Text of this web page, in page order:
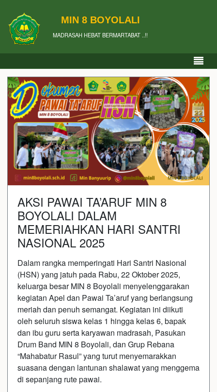
MIN 8 BOYOLALI
MADRASAH HEBAT BERMARTABAT ..!!
AKSI PAWAI TA’ARUF MIN 8
BOYOLALI DALAM
MEMERIAHKAN HARI SANTRI
NASIONAL 2025
Dalam rangka memperingati Hari Santri Nasional
(HSN) yang jatuh pada Rabu, 22 Oktober 2025,
keluarga besar MIN 8 Boyolali menyelenggarakan
kegiatan Apel dan Pawai Ta’aruf yang berlangsung
meriah dan penuh semangat. Kegiatan ini diikuti
oleh seluruh siswa kelas 1 hingga kelas 6, bapak
dan ibu guru serta karyawan madrasah, Pasukan
Drum Band MIN 8 Boyolali, dan Grup Rebana
“Mahabatur Rasul” yang turut menyemarakkan
suasana dengan lantunan shalawat yang menggema
di sepanjang rute pawai.